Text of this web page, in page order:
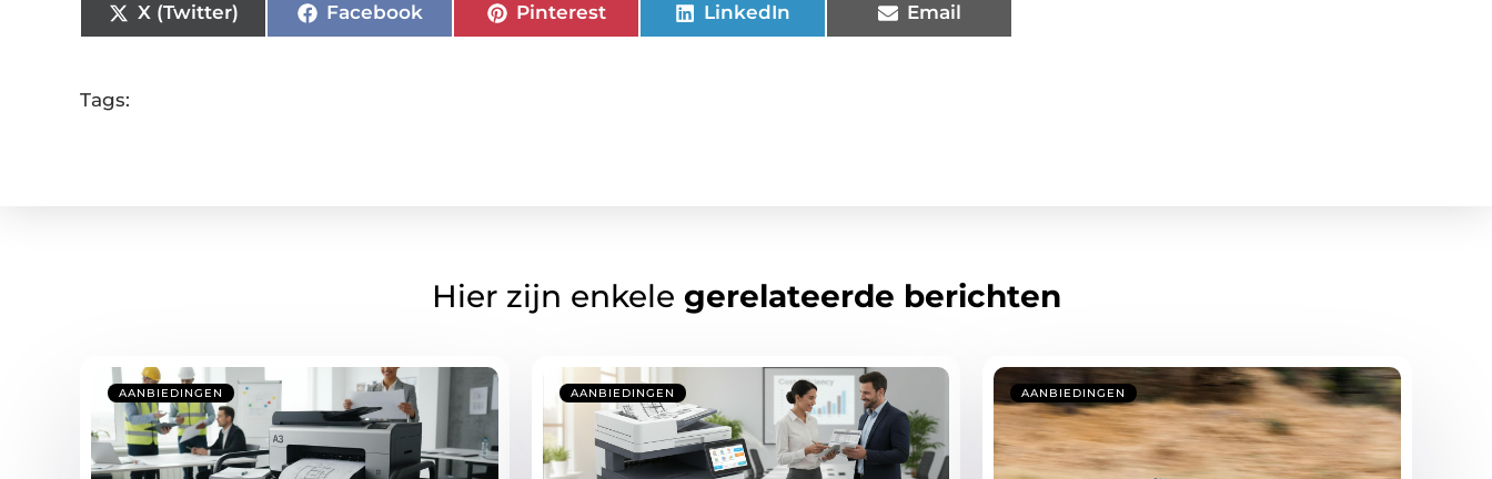
X (Twitter) Facebook Pinterest LinkedIn Email
Tags:
Hier zijn enkele gerelateerde berichten
AANBIEDINGEN AANBIEDINGEN AANBIEDINGEN